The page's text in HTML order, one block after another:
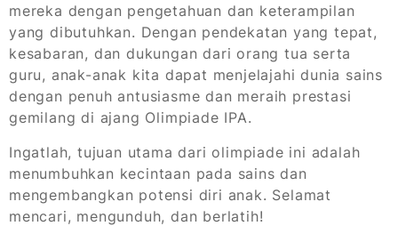
mereka dengan pengetahuan dan keterampilan
yang dibutuhkan. Dengan pendekatan yang tepat,
kesabaran, dan dukungan dari orang tua serta
guru, anak-anak kita dapat menjelajahi dunia sains
dengan penuh antusiasme dan meraih prestasi
gemilang di ajang Olimpiade IPA.
Ingatlah, tujuan utama dari olimpiade ini adalah
menumbuhkan kecintaan pada sains dan
mengembangkan potensi diri anak. Selamat
mencari, mengunduh, dan berlatih!